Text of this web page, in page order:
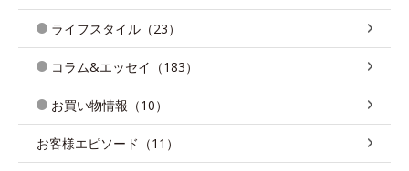
ライフスタイル（23）
コラム&エッセイ（183）
お買い物情報（10）
お客様エピソード（11）